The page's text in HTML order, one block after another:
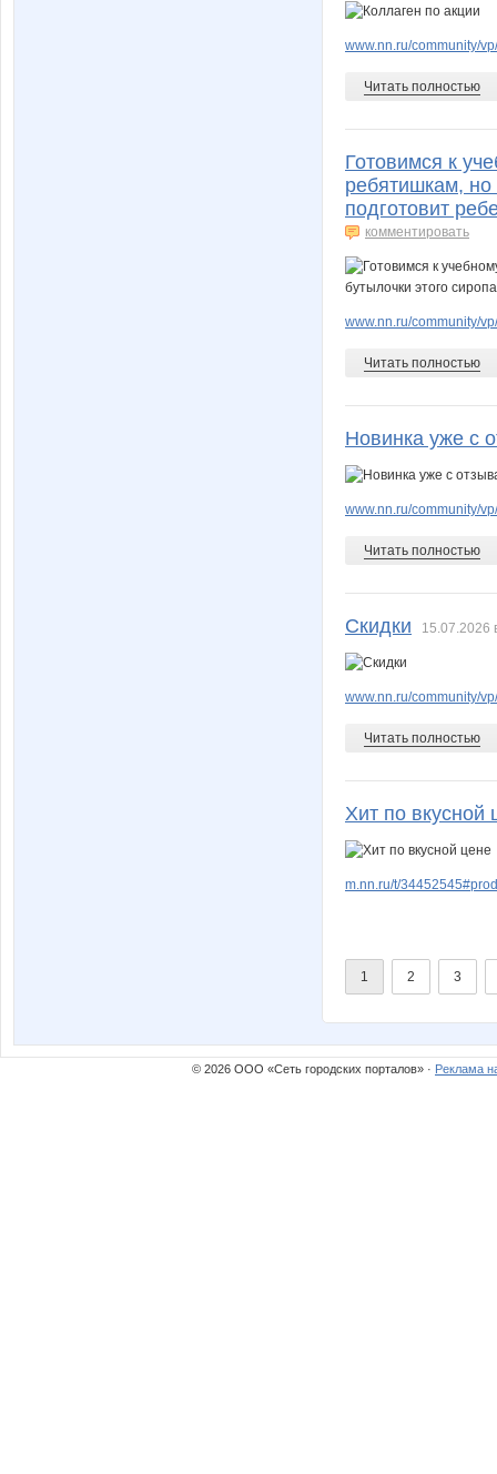
www.nn.ru/community/
Читать полностью
Готовимся к
ребятишкам, но
подготовит
комментировать
www.nn.ru/community/
Читать полностью
Новинка уже с
www.nn.ru/community/
Читать полностью
Скидки 15.07.2026
www.nn.ru/community/
Читать полностью
Хит по вкусной
m.nn.ru/t/
1 2 3
© 2026 ООО «Сеть городских порталов» · Реклама